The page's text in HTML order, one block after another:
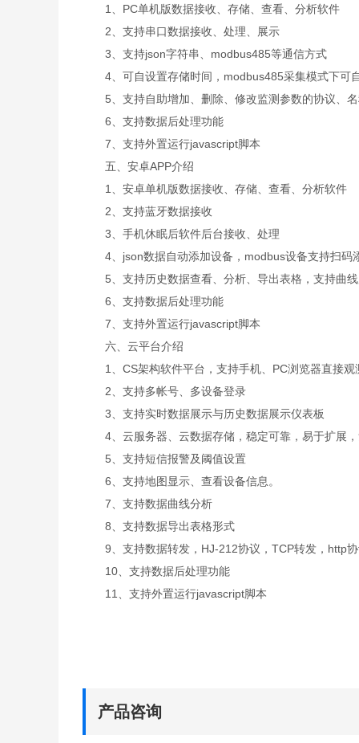
1、PC单机版数据接收、存储、查看、分析软件
2、支持串口数据接收、处理、展示
3、支持json字符串、modbus485等通信方式
4、可自设置存储时间，modbus485采集模式下可
5、支持自助增加、删除、修改监测参数的协议、名
6、支持数据后处理功能
7、支持外置运行javascript脚本
五、安卓APP介绍
1、安卓单机版数据接收、存储、查看、分析软件
2、支持蓝牙数据接收
3、手机休眠后软件后台接收、处理
4、json数据自动添加设备，modbus设备支持扫码
5、支持历史数据查看、分析、导出表格，支持曲线
6、支持数据后处理功能
7、支持外置运行javascript脚本
六、云平台介绍
1、CS架构软件平台，支持手机、PC浏览器直接观
2、支持多帐号、多设备登录
3、支持实时数据展示与历史数据展示仪表板
4、云服务器、云数据存储，稳定可靠，易于扩展，
5、支持短信报警及阈值设置
6、支持地图显示、查看设备信息。
7、支持数据曲线分析
8、支持数据导出表格形式
9、支持数据转发，HJ-212协议，TCP转发，http协
10、支持数据后处理功能
11、支持外置运行javascript脚本
产品咨询